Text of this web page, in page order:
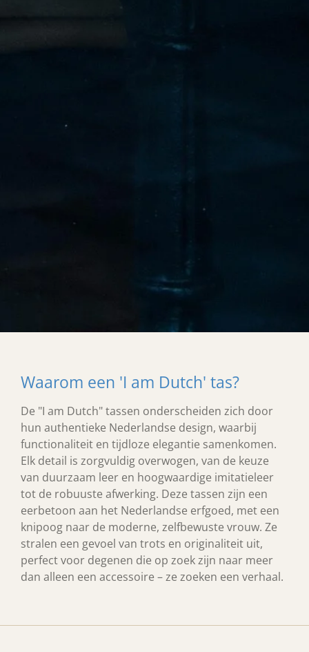
Waarom een 'I am Dutch' tas?
De "I am Dutch" tassen onderscheiden zich door
hun authentieke Nederlandse design, waarbij
functionaliteit en tijdloze elegantie samenkomen.
Elk detail is zorgvuldig overwogen, van de keuze
van duurzaam leer en hoogwaardige imitatieleer
tot de robuuste afwerking. Deze tassen zijn een
eerbetoon aan het Nederlandse erfgoed, met een
knipoog naar de moderne, zelfbewuste vrouw. Ze
stralen een gevoel van trots en originaliteit uit,
perfect voor degenen die op zoek zijn naar meer
dan alleen een accessoire – ze zoeken een verhaal.